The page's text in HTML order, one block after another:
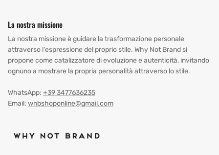
La nostra missione
La nostra missione è guidare la trasformazione personale
attraverso l'espressione del proprio stile. Why Not Brand si
propone come catalizzatore di evoluzione e autenticità, invitando
ognuno a mostrare la propria personalità attraverso lo stile.
WhatsApp: +39 3477636235
Email: wnbshoponline@gmail.com